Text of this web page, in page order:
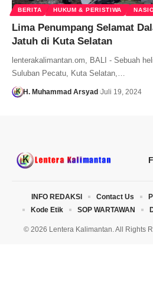
BERITA HUKUM & PERISTIWA
Lima Penumpang Selamat
Jatuh di Kuta Selatan
lenterakalimantan.om, BALI - Sebuah
Suluban Pecatu, Kuta Selatan,…
H. Muhammad Arsyad Juli 19, 2024
© 2026 Lentera Kalimantan. All Rights
INFO REDAKSI Contact Us
Kode Etik
SOP WARTAWAN